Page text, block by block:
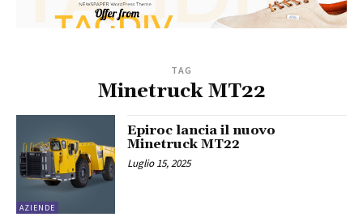
TAG
Minetruck MT22
AZIENDE
Epiroc lancia il nuovo
Minetruck MT22
Luglio 15, 2025